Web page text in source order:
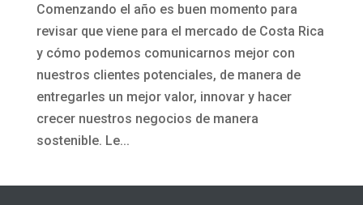
Comenzando el año es buen momento para
revisar que viene para el mercado de Costa Rica
y cómo podemos comunicarnos mejor con
nuestros clientes potenciales, de manera de
entregarles un mejor valor, innovar y hacer
crecer nuestros negocios de manera
sostenible. Le...